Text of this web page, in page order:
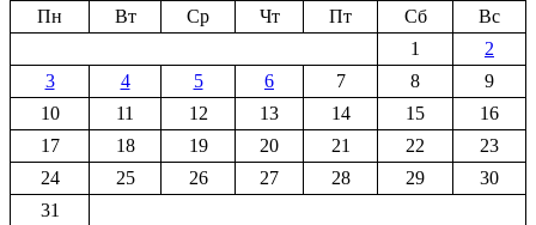
Пн
Вт Ср Чт Пт Сб
Вс
1
2
3
4 5 6 7 8
9
10
11 12 13 14 15
16
17
18 19 20 21 22
23
24
25 26 27 28 29
30
31